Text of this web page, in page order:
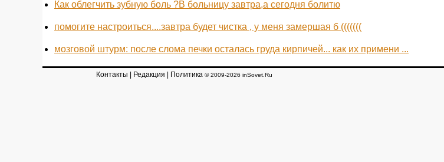
Как облегчить зубную боль ?В больницу завтра,а сегодня болитю
помогите настроиться....завтра будет чистка , у меня замершая б (((((((
мозговой штурм: после слома печки осталась груда кирпичей... как их примени ...
Контакты Редакция Политика © 2009-2026 inSovet.Ru